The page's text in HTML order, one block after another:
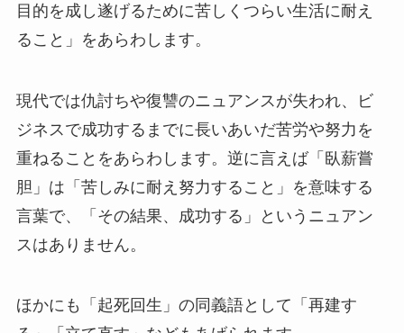
目的を成し遂げるために苦しくつらい生活に耐え
ること」をあらわします。
現代では仇討ちや復讐のニュアンスが失われ、ビ
ジネスで成功するまでに長いあいだ苦労や努力を
重ねることをあらわします。逆に言えば「臥薪嘗
胆」は「苦しみに耐え努力すること」を意味する
言葉で、「その結果、成功する」というニュアン
スはありません。
ほかにも「起死回生」の同義語として「再建す